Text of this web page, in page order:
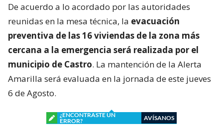
De acuerdo a lo acordado por las autoridades
reunidas en la mesa técnica, la evacuación
preventiva de las 16 viviendas de la zona más
cercana a la emergencia será realizada por el
municipio de Castro. La mantención de la Alerta
Amarilla será evaluada en la jornada de este jueves
6 de Agosto.
¿ENCONTRASTE UN
ERROR?
AVÍSANOS